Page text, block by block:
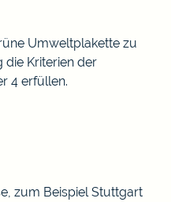
Umweltplakette zu
die Kriterien der
4 erfüllen.
zum Beispiel Stuttgart